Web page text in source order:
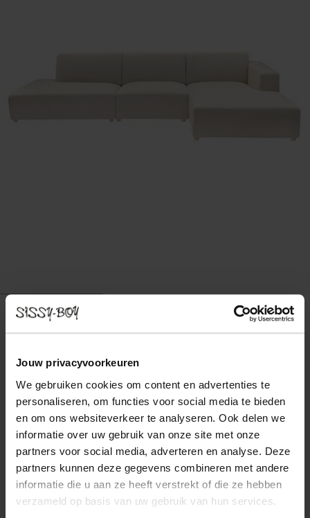
Jouw privacyvoorkeuren
We gebruiken cookies om content en advertenties te
personaliseren, om functies voor social media te bieden
en om ons websiteverkeer te analyseren. Ook delen we
informatie over uw gebruik van onze site met onze
partners voor social media, adverteren en analyse. Deze
partners kunnen deze gegevens combineren met andere
informatie die u aan ze heeft verstrekt of die ze hebben
verzameld op basis van uw gebruik van hun services.
EARL 4-ZITS BANK CHAISE LONGUE RECHTS
2499.00
Modulaire 4-zits bank met de chaise longue rechts en de otto
longue links uit de Earl serie van Sissy-Boy. De bank bestaat uit
een chaise longue links, een zitting en een otto longue rechts.
De bank is modulair, je kan de bank bij...
Lees meer
1 Model:4-zits rechts (1x) + opties
2 Stof: Forward Shiitake 124 + kleuropties